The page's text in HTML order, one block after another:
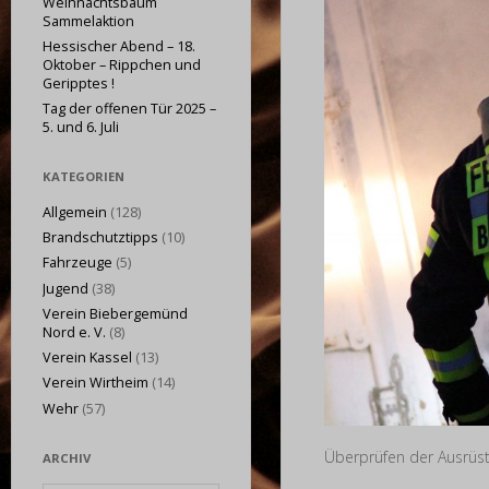
Überprüfen der
Sammelaktion
Hessischer Abend – 18.
Oktober – Rippchen und
Geripptes !
Tag der offenen Tür 2025 –
5. und 6. Juli
KATEGORIEN
Allgemein (128)
Brandschutztipps (10)
Fahrzeuge (5)
Jugend (38)
Verein Biebergemünd
Nord e. V. (8)
Verein Kassel (13)
Verein Wirtheim (14)
Wehr (57)
ARCHIV